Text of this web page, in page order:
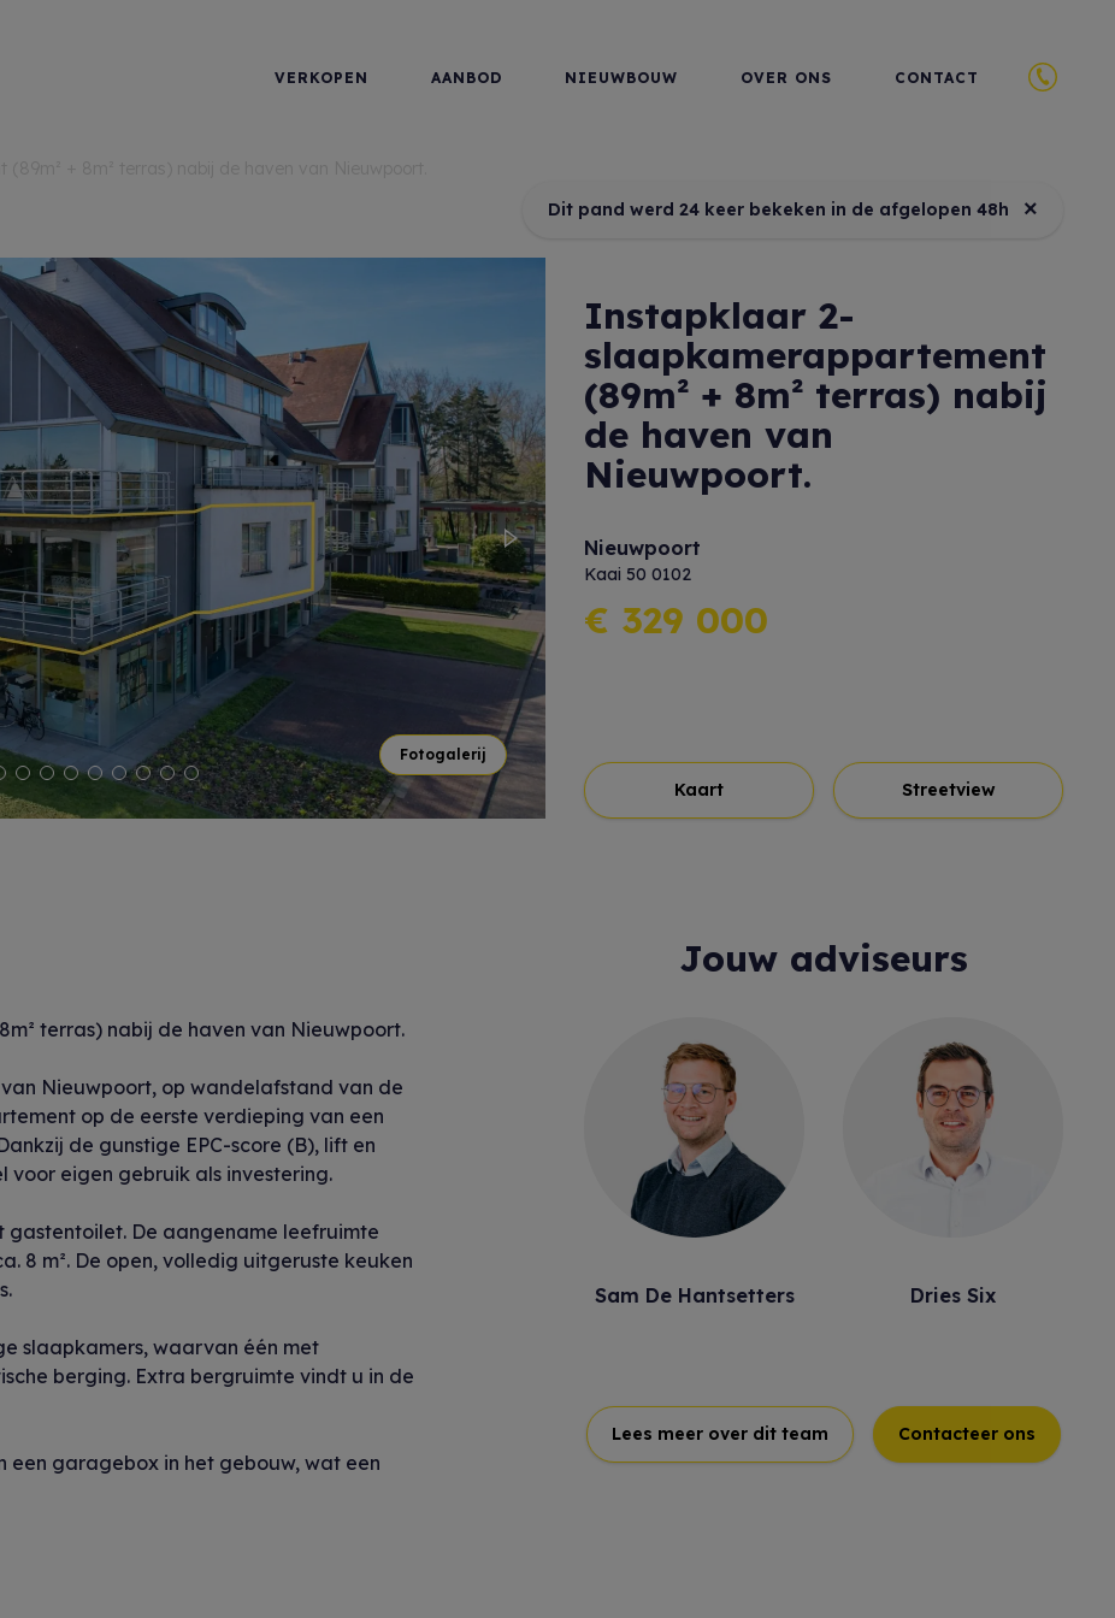
VERKOPEN AANBOD NIEUWBOUW OVER ONS CONTACT
Dit pand werd 24 keer bekeken in de afgelopen 48h
×
Next
Fotogalerij
Instapklaar 2-
slaapkamerappartement
(89m² + 8m² terras) nabij
de haven van
Nieuwpoort.
Nieuwpoort
Kaai 50 0102
€ 329 000
Kaart Streetview
terras) nabij de haven van Nieuwpoort.
Nieuwpoort, op wandelafstand van de
op de eerste verdieping van een
de gunstige EPC-score (B), lift en
voor eigen gebruik als investering.
gastentoilet. De aangename leefruimte
8 m². De open, volledig uitgeruste keuken
slaapkamers, waarvan één met
berging. Extra bergruimte vindt u in de
garagebox in het gebouw, wat een
Jouw adviseurs
Sam De Hantsetters Dries Six
Lees meer over dit team Contacteer ons